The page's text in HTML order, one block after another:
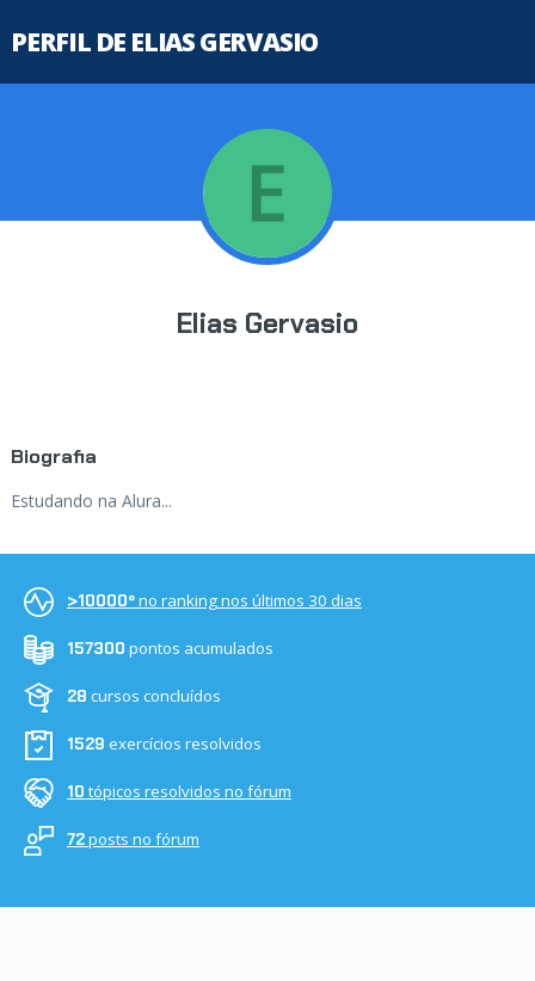
PERFIL DE ELIAS GERVASIO
Elias Gervasio
Biografia
Estudando na Alura...
>10000ºno ranking nos últimos 30 dias
157300 pontos acumulados
28 cursos concluídos
1529 exercícios resolvidos
10 tópicos resolvidos no fórum
72posts no fórum